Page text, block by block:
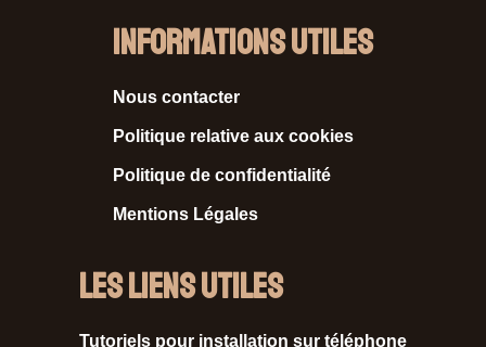
Informations Utiles
Nous contacter
Politique relative aux cookies
Politique de confidentialité
Mentions Légales
Les liens utiles
Tutoriels pour installation sur téléphone